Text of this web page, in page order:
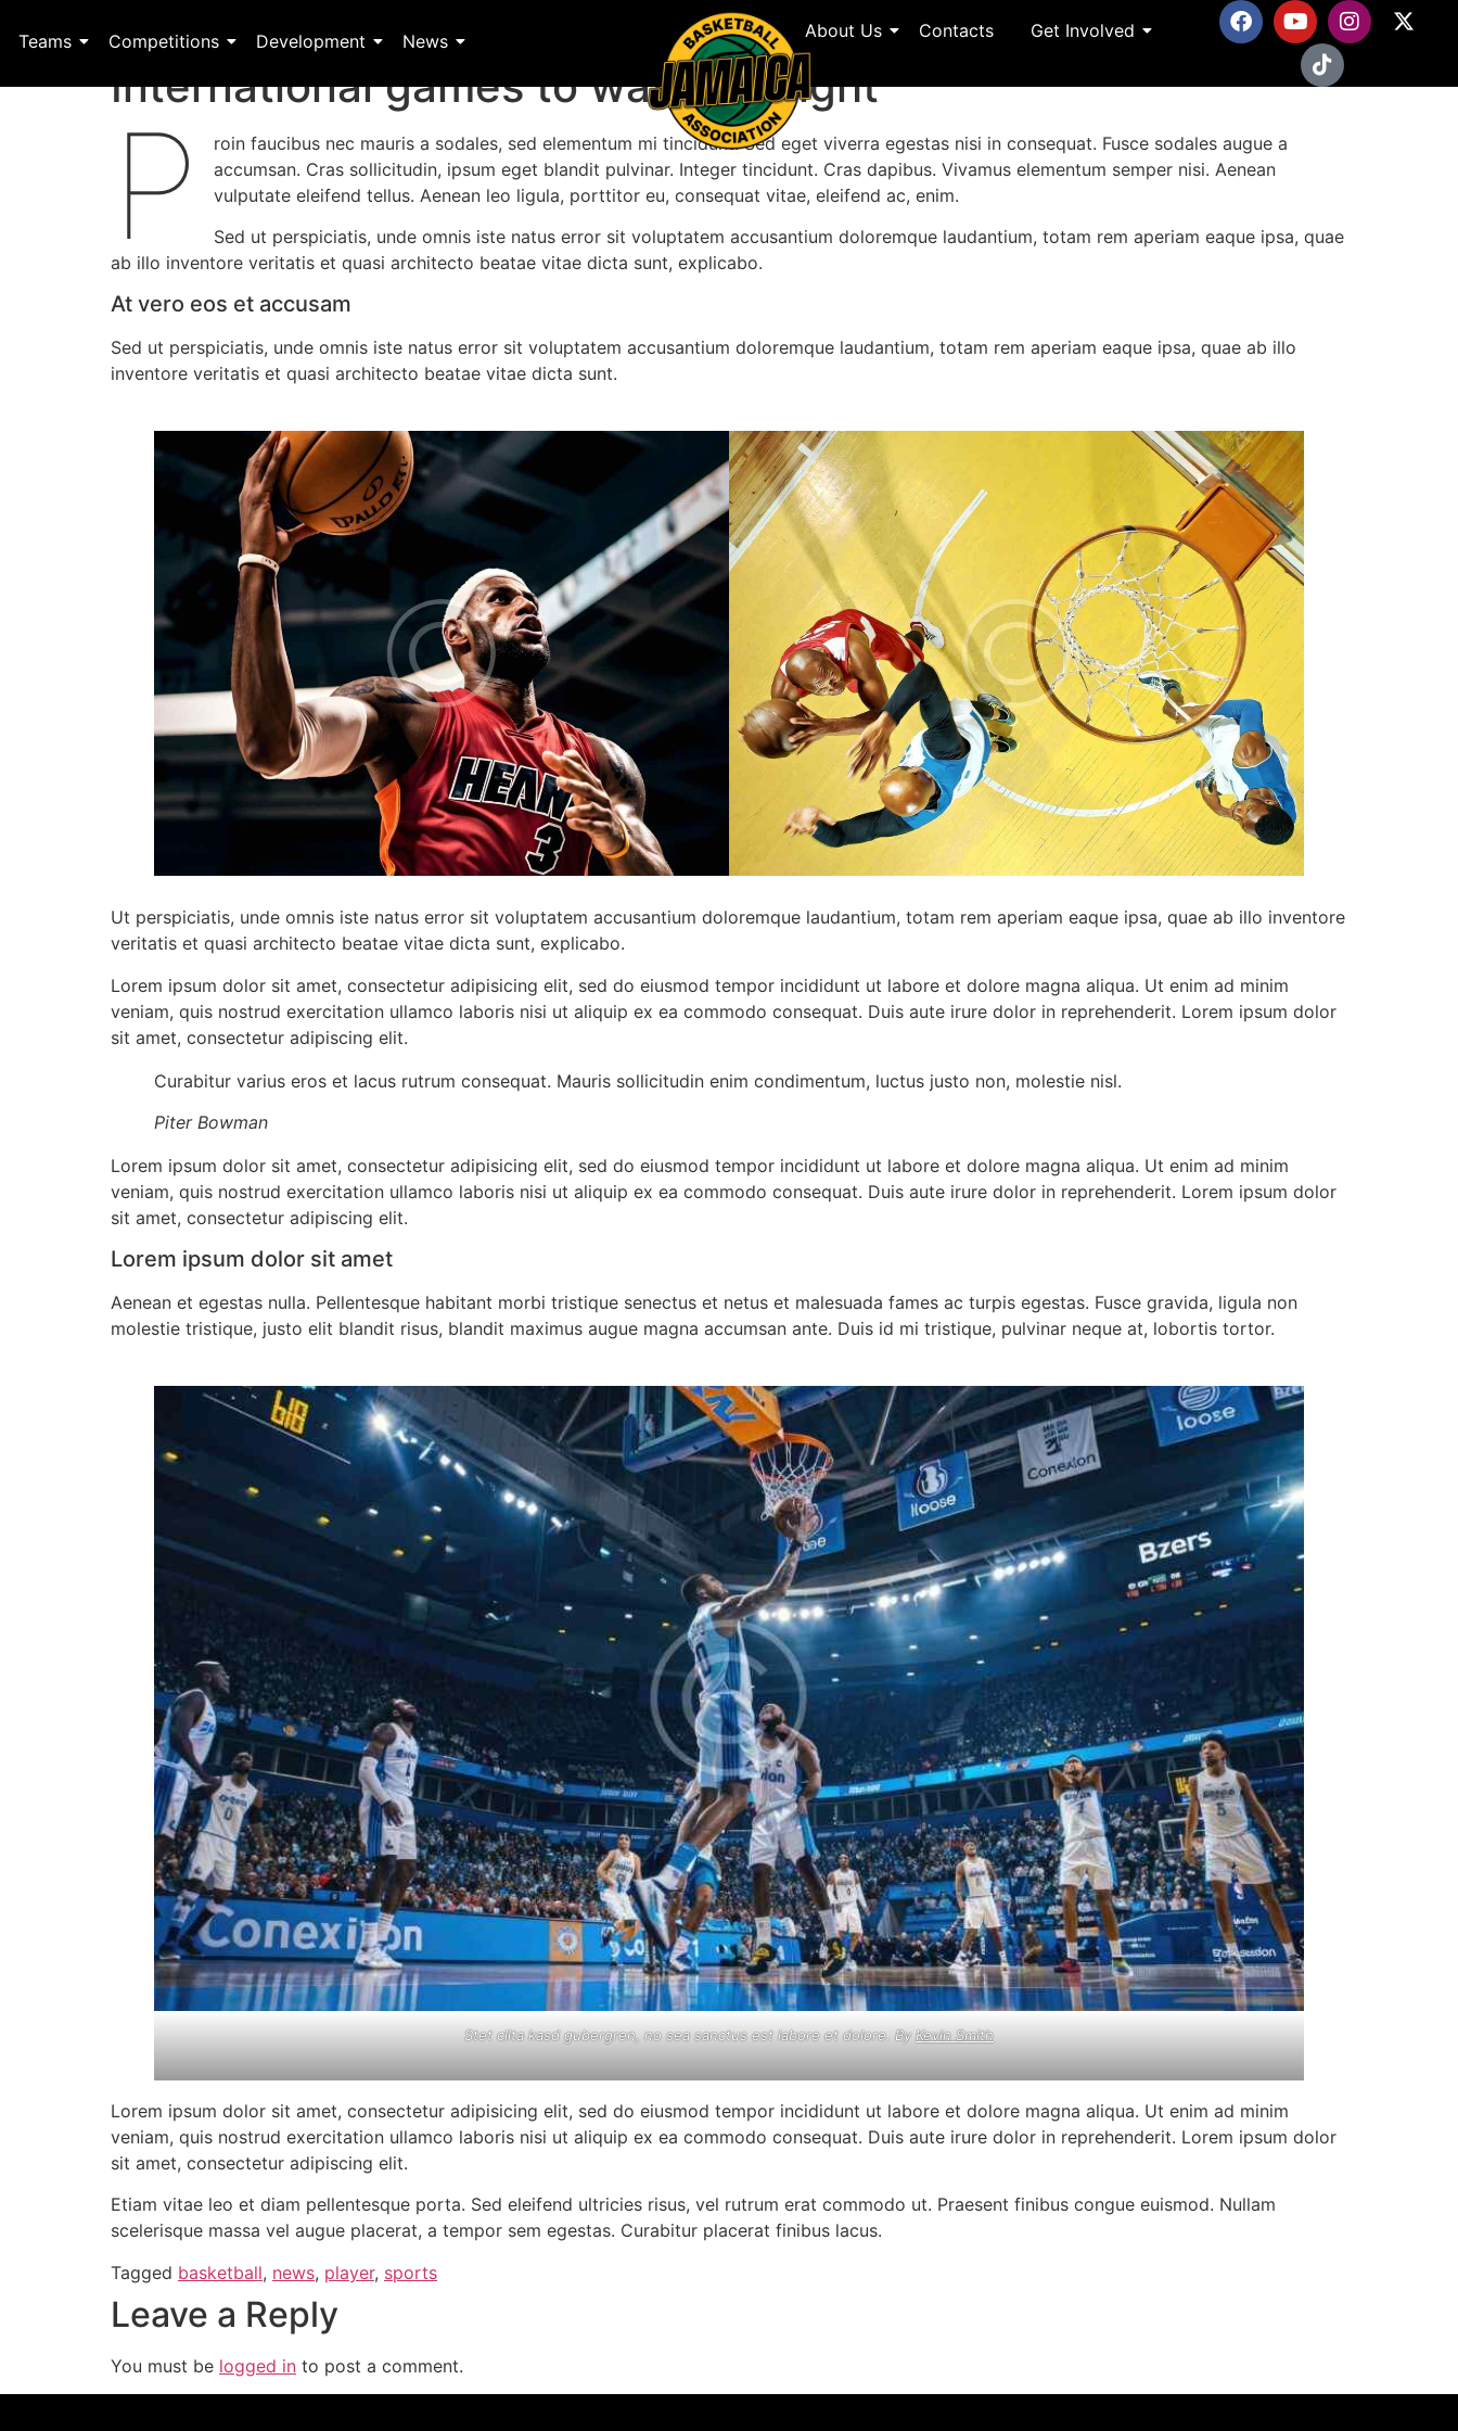
Teams Competitions Development News About Us Contacts Get Involved
International games to watch tonight
P
roin faucibus nec mauris a sodales, sed elementum mi tincidunt. Sed eget viverra egestas nisi in consequat. Fusce sodales augue a
accumsan. Cras sollicitudin, ipsum eget blandit pulvinar. Integer tincidunt. Cras dapibus. Vivamus elementum semper nisi. Aenean
vulputate eleifend tellus. Aenean leo ligula, porttitor eu, consequat vitae, eleifend ac, enim.
Sed ut perspiciatis, unde omnis iste natus error sit voluptatem accusantium doloremque laudantium, totam rem aperiam eaque ipsa, quae
ab illo inventore veritatis et quasi architecto beatae vitae dicta sunt, explicabo.
At vero eos et accusam
Sed ut perspiciatis, unde omnis iste natus error sit voluptatem accusantium doloremque laudantium, totam rem aperiam eaque ipsa, quae ab illo
inventore veritatis et quasi architecto beatae vitae dicta sunt.
Ut perspiciatis, unde omnis iste natus error sit voluptatem accusantium doloremque laudantium, totam rem aperiam eaque ipsa, quae ab illo inventore
veritatis et quasi architecto beatae vitae dicta sunt, explicabo.
Lorem ipsum dolor sit amet, consectetur adipisicing elit, sed do eiusmod tempor incididunt ut labore et dolore magna aliqua. Ut enim ad minim
veniam, quis nostrud exercitation ullamco laboris nisi ut aliquip ex ea commodo consequat. Duis aute irure dolor in reprehenderit. Lorem ipsum dolor
sit amet, consectetur adipiscing elit.
Curabitur varius eros et lacus rutrum consequat. Mauris sollicitudin enim condimentum, luctus justo non, molestie nisl.
Piter Bowman
Lorem ipsum dolor sit amet, consectetur adipisicing elit, sed do eiusmod tempor incididunt ut labore et dolore magna aliqua. Ut enim ad minim
veniam, quis nostrud exercitation ullamco laboris nisi ut aliquip ex ea commodo consequat. Duis aute irure dolor in reprehenderit. Lorem ipsum dolor
sit amet, consectetur adipiscing elit.
Lorem ipsum dolor sit amet
Aenean et egestas nulla. Pellentesque habitant morbi tristique senectus et netus et malesuada fames ac turpis egestas. Fusce gravida, ligula non
molestie tristique, justo elit blandit risus, blandit maximus augue magna accumsan ante. Duis id mi tristique, pulvinar neque at, lobortis tortor.
Stet clita kasd gubergren, no sea sanctus est labore et dolore. ByKevin Smith
Lorem ipsum dolor sit amet, consectetur adipisicing elit, sed do eiusmod tempor incididunt ut labore et dolore magna aliqua. Ut enim ad minim
veniam, quis nostrud exercitation ullamco laboris nisi ut aliquip ex ea commodo consequat. Duis aute irure dolor in reprehenderit. Lorem ipsum dolor
sit amet, consectetur adipiscing elit.
Etiam vitae leo et diam pellentesque porta. Sed eleifend ultricies risus, vel rutrum erat commodo ut. Praesent finibus congue euismod. Nullam
scelerisque massa vel augue placerat, a tempor sem egestas. Curabitur placerat finibus lacus.
Tagged basketball, news, player, sports
Leave a Reply
You must be logged in to post a comment.